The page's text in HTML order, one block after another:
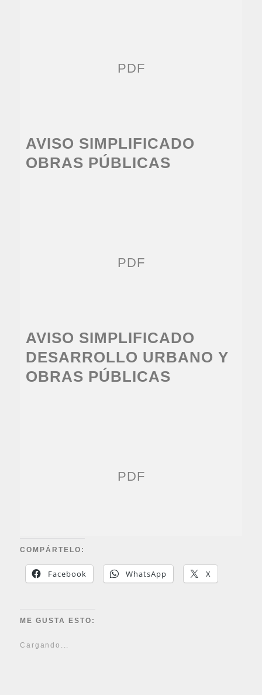
PDF
AVISO SIMPLIFICADO
OBRAS PÚBLICAS
PDF
AVISO SIMPLIFICADO
DESARROLLO URBANO Y
OBRAS PÚBLICAS
PDF
COMPÁRTELO:
Facebook WhatsApp X
ME GUSTA ESTO:
Cargando...